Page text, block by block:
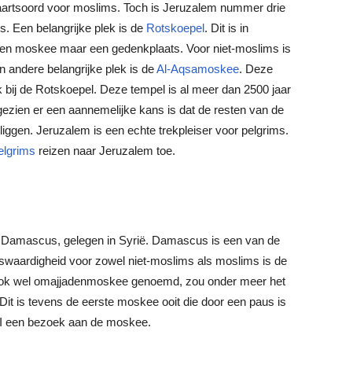
voor moslims. Toch is Jeruzalem nummer drie
Een belangrijke plek is de Rotskoepel. Dit is in
moskee maar een gedenkplaats. Voor niet-moslims is
andere belangrijke plek is deAl-Aqsamoskee. Deze
de Rotskoepel. Deze tempel is al meer dan 2500 jaar
er een aannemelijke kans is dat de resten van de
Jeruzalem is een echte trekpleiser voor pelgrims.
reizen naar Jeruzalem toe.
gelegen in Syrië. Damascus is een van de
voor zowel niet-moslims als moslims is de
wel omajjadenmoskee genoemd, zou onder meer het
is tevens de eerste moskee ooit die door een paus is
een bezoek aan de moskee.